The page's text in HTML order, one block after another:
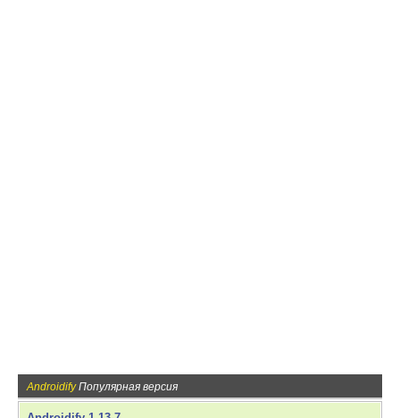
AndroidifyПопулярная версия